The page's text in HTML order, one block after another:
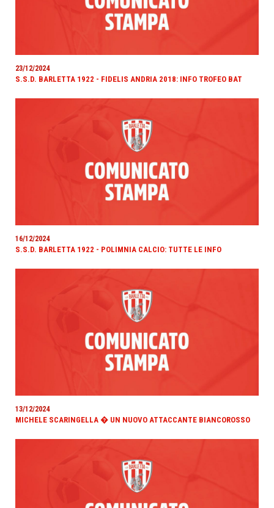
23/12/2024
S.S.D. BARLETTA 1922 - FIDELIS ANDRIA 2018: INFO TROFEO BAT
16/12/2024
S.S.D. BARLETTA 1922 - POLIMNIA CALCIO: TUTTE LE INFO
13/12/2024
MICHELE SCARINGELLA � UN NUOVO ATTACCANTE BIANCOROSSO